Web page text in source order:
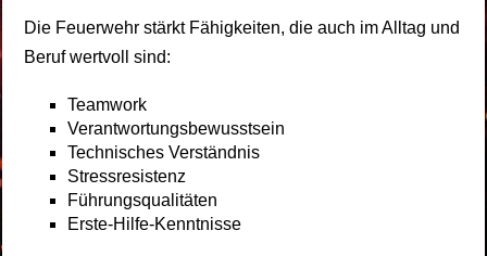
Die Feuerwehr stärkt Fähigkeiten, die auch im Alltag und
Beruf wertvoll sind:
Teamwork
Verantwortungsbewusstsein
Technisches Verständnis
Stressresistenz
Führungsqualitäten
Erste-Hilfe-Kenntnisse